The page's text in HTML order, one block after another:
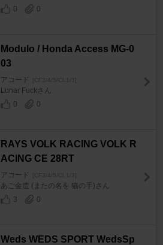
0
0
Modulo / Honda Access MG-0
03
アコード [CF3/4/5/CL1/3]
Lunar Fuckさん
0
0
RAYS VOLK RACING VOLK R
ACING CE 28RT
アコード [CF3/4/5/CL1/3]
あご金造 (またの名を 猫の手)さん
3
0
Weds WEDS SPORT WedsSp